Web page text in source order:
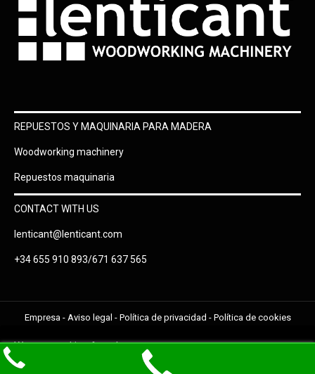
REPUESTOS Y MAQUINARIA PARA MADERA
Woodworking machinery
Repuestos maquinaria
CONTACT WITH US
lenticant@lenticant.com
+34 655 910 893/671 637 565
Empresa- Aviso legal - Política de privacidad - Política de cookies
We use cookies for a better user
experience. Do you accept them?